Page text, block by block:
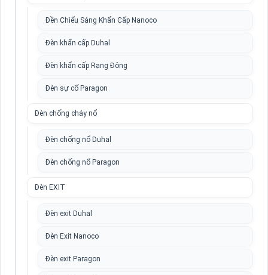
Đền Chiếu Sáng Khẩn Cấp Nanoco
Đèn khẩn cấp Duhal
Đèn khẩn cấp Rạng Đông
Đèn sự cố Paragon
Đèn chống cháy nổ
Đèn chống nổ Duhal
Đèn chống nổ Paragon
Đèn EXIT
Đèn exit Duhal
Đèn Exit Nanoco
Đèn exit Paragon